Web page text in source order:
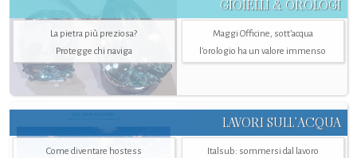
GIOIELLI & OROLOGI
La pietra più preziosa?
Protegge chi naviga
Maggi Officine, sott’acqua
l'orologio ha un valore immenso
LAVORI SULL’ACQUA
Come diventare hostess
Italsub: sommersi dal lavoro